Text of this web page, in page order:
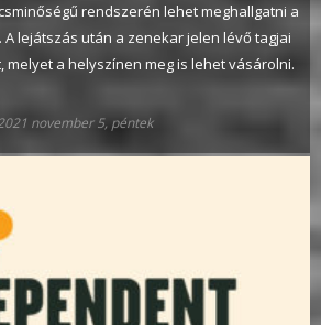
rendszerén lehet meghallgatni a
lejátszás után a zenekar jelen lévő tagjai
melyet a helyszínen meg is lehet vásárolni.
november 5, péntek